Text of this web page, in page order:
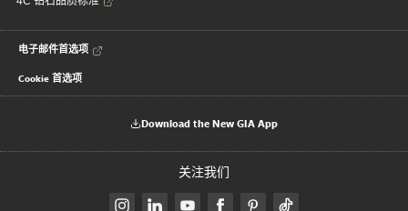
电子邮件首选项
Cookie 首选项
Download the New GIA App
关注我们